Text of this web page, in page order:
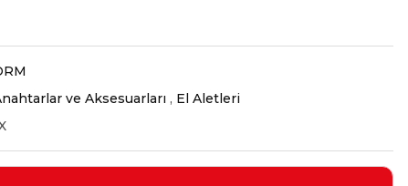
ve Aksesuarları , El Aletleri